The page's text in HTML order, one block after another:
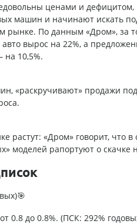
ценами и дефицитом,
машин и начинают искать
рынке. По данным «Дром», за
вырос на 22%, а
на 10,5%.
«раскручивают» продажи
растут: «Дром» говорит, что в
моделей рапортуют о скачке
0.8 до 0.8%. (ПСК: 292%